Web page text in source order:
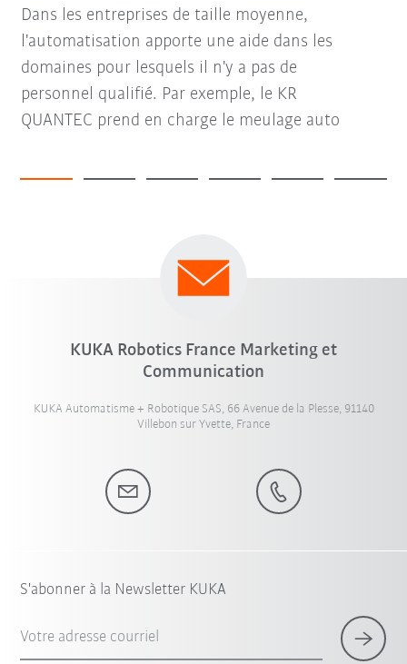
Dans les entreprises de taille moyenne,
l'automatisation apporte une aide dans les
domaines pour lesquels il n'y a pas de
personnel qualifié. Par exemple, le KR
QUANTEC prend en charge le meulage auto
KUKA Robotics France Marketing et
Communication
KUKA Automatisme + Robotique SAS, 66 Avenue de la Plesse, 91140
Villebon sur Yvette, France
S'abonner à la Newsletter KUKA
Votre adresse courriel